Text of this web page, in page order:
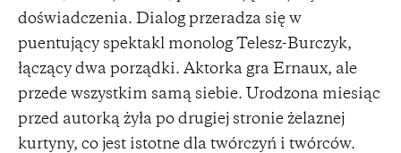
doświadczenia. Dialog przeradza się w
puentujący spektakl monolog Telesz-Burczyk,
łączący dwa porządki. Aktorka gra Ernaux, ale
przede wszystkim samą siebie. Urodzona miesiąc
przed autorką żyła po drugiej stronie żelaznej
kurtyny, co jest istotne dla twórczyń i twórców.